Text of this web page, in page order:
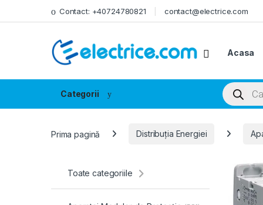
Contact: +40724780821 contact@electrice.com
Acasa
Categorii
Products
Prima pagină Distribuția Energiei
Toate categoriile